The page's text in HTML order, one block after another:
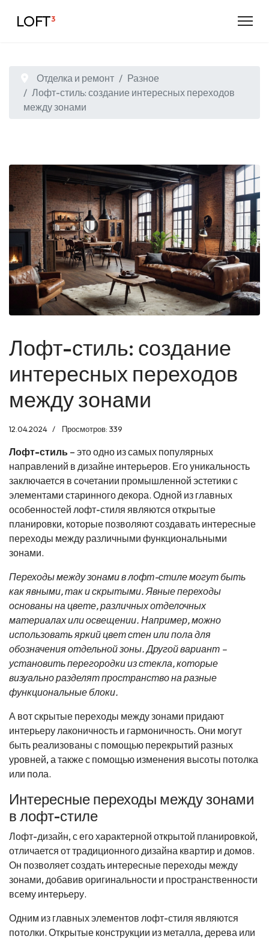
LOFT³
Отделка и ремонт
Разное
Лофт-стиль: создание интересных переходов
между зонами
Лофт-стиль: создание
интересных переходов
между зонами
12.04.2024 Просмотров: 339
Лофт-стиль – это одно из самых популярных
направлений в дизайне интерьеров. Его уникальность
заключается в сочетании промышленной эстетики с
элементами старинного декора. Одной из главных
особенностей лофт-стиля являются открытые
планировки, которые позволяют создавать интересные
переходы между различными функциональными
зонами.
Переходы между зонами в лофт-стиле могут быть
как явными, так и скрытыми. Явные переходы
основаны на цвете, различных отделочных
материалах или освещении. Например, можно
использовать яркий цвет стен или пола для
обозначения отдельной зоны. Другой вариант –
установить перегородки из стекла, которые
визуально разделят пространство на разные
функциональные блоки.
А вот скрытые переходы между зонами придают
интерьеру лаконичность и гармоничность. Они могут
быть реализованы с помощью перекрытий разных
уровней, а также с помощью изменения высоты потолка
или пола.
Интересные переходы между зонами
в лофт-стиле
Лофт-дизайн, с его характерной открытой планировкой,
отличается от традиционного дизайна квартир и домов.
Он позволяет создать интересные переходы между
зонами, добавив оригинальности и пространственности
всему интерьеру.
Одним из главных элементов лофт-стиля являются
потолки. Открытые конструкции из металла, дерева или